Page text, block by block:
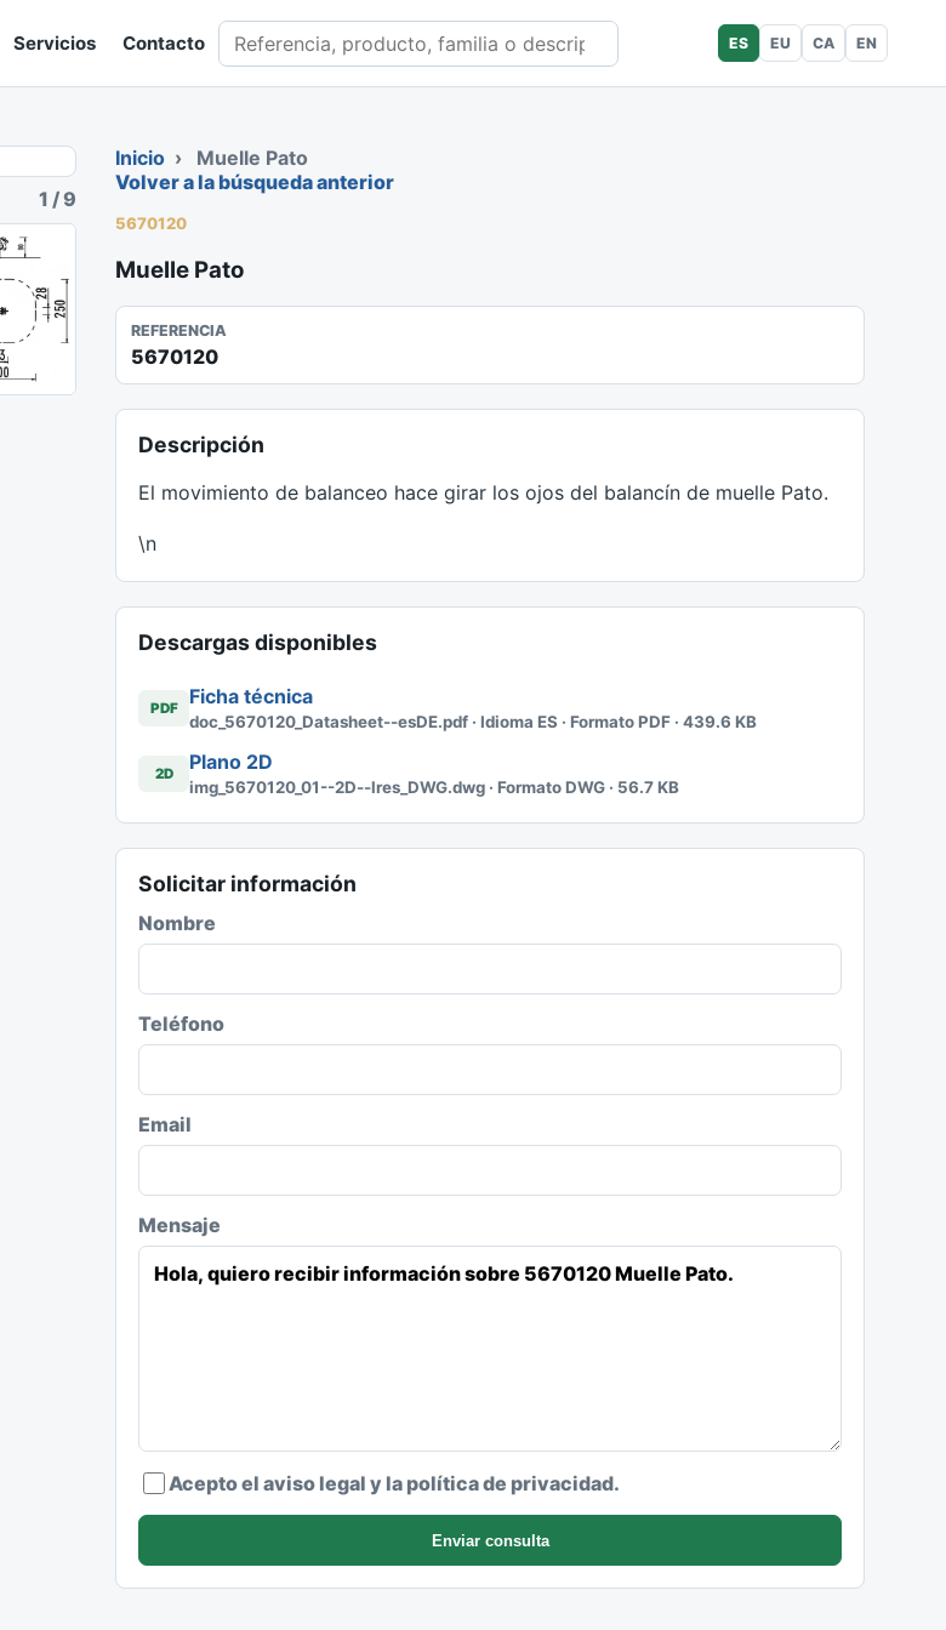
Servicios Contacto Buscar en catálogo ES EU CA EN
1 /9
Inicio ›
Muelle Pato
Volver a la búsqueda anterior
5670120
Muelle Pato
REFERENCIA
5670120
Descripción
El movimiento de balanceo hace girar los ojos del balancín de muelle Pato.
\n
Descargas disponibles
PDF Ficha técnica
doc_5670120_Datasheet--esDE.pdf · Idioma ES · Formato PDF · 439.6 KB
2D Plano 2D
img_5670120_01--2D--lres_DWG.dwg · Formato DWG · 56.7 KB
Solicitar información
Nombre
Teléfono
Email
Mensaje
Acepto el aviso legal y la política de privacidad.
Enviar consulta